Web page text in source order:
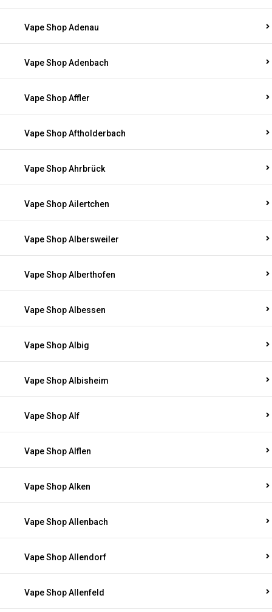
Vape Shop Adenau
Vape Shop Adenbach
Vape Shop Affler
Vape Shop Aftholderbach
Vape Shop Ahrbrück
Vape Shop Ailertchen
Vape Shop Albersweiler
Vape Shop Alberthofen
Vape Shop Albessen
Vape Shop Albig
Vape Shop Albisheim
Vape Shop Alf
Vape Shop Alflen
Vape Shop Alken
Vape Shop Allenbach
Vape Shop Allendorf
Vape Shop Allenfeld